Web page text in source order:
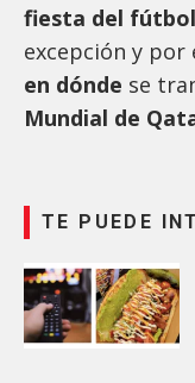
fiesta del
excepción y por
en dónde se
Mundial de
TE PUEDE